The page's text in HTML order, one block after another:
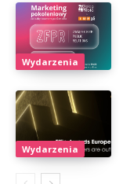
Wydarzenia
Wydarzenia